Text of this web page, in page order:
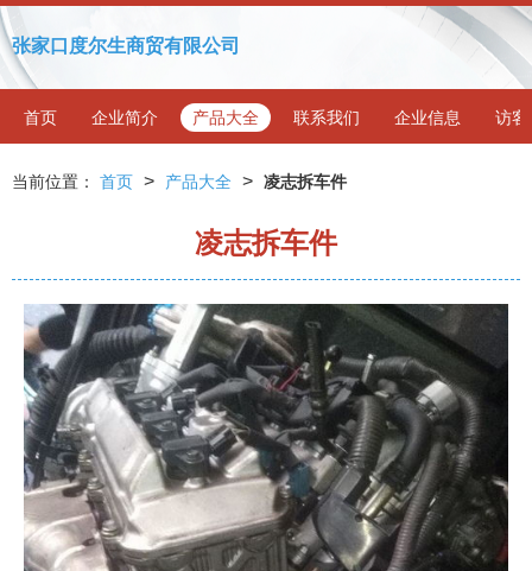
张家口度尔生商贸有限公司
首页 企业简介 产品大全 联系我们 企业信息 访客
当前位置： 首页 > 产品大全 > 凌志拆车件
凌志拆车件